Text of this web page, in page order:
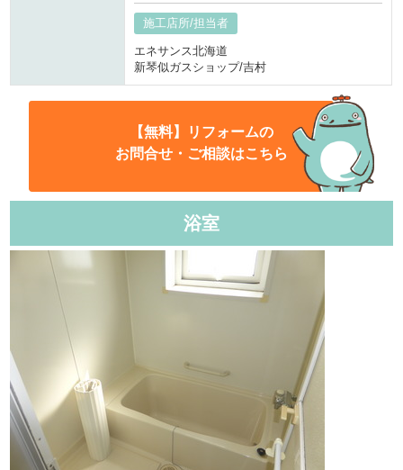
施工店所/担当者
エネサンス北海道
新琴似ガスショップ/吉村
【無料】リフォームの
お問合せ・ご相談はこちら
浴室